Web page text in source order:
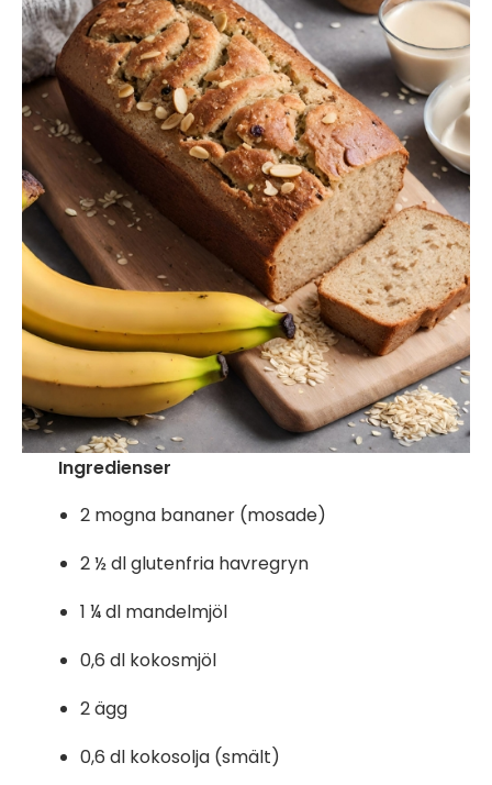
Ingredienser
2 mogna bananer (mosade)
2 ½ dl glutenfria havregryn
1 ¼ dl mandelmjöl
0,6 dl kokosmjöl
2 ägg
0,6 dl kokosolja (smält)